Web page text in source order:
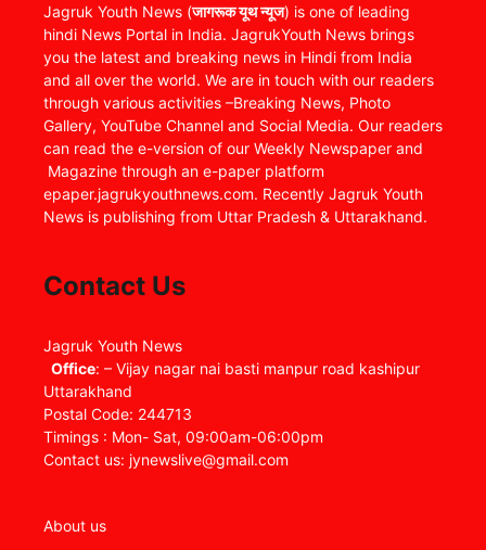
Jagruk Youth News (जागरूक यूथ न्यूज) is one of leading
hindi News Portal in India. JagrukYouth News brings
you the latest and breaking news in Hindi from India
and all over the world. We are in touch with our readers
through various activities –Breaking News, Photo
Gallery, YouTube Channel and Social Media. Our readers
can read the e-version of our Weekly Newspaper and
Magazine through an e-paper platform
epaper.jagrukyouthnews.com. Recently Jagruk Youth
News is publishing from Uttar Pradesh & Uttarakhand.
Contact Us
Jagruk Youth News
Office: – Vijay nagar nai basti manpur road kashipur
Uttarakhand
Postal Code: 244713
Timings : Mon- Sat, 09:00am-06:00pm
Contact us: jynewslive@gmail.com
About us